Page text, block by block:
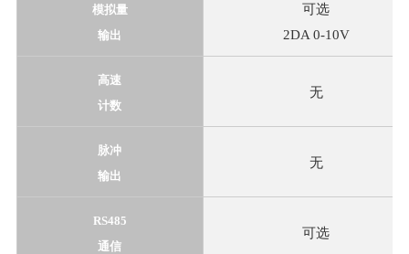
模拟量
输出
可选
2DA 0-10V
高速
计数
无
脉冲
输出
无
RS485
通信
可选